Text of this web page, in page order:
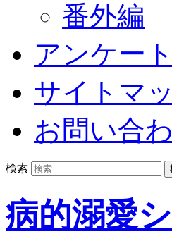
番外編
アンケート
サイトマ
お問い合
検索
病的溺愛